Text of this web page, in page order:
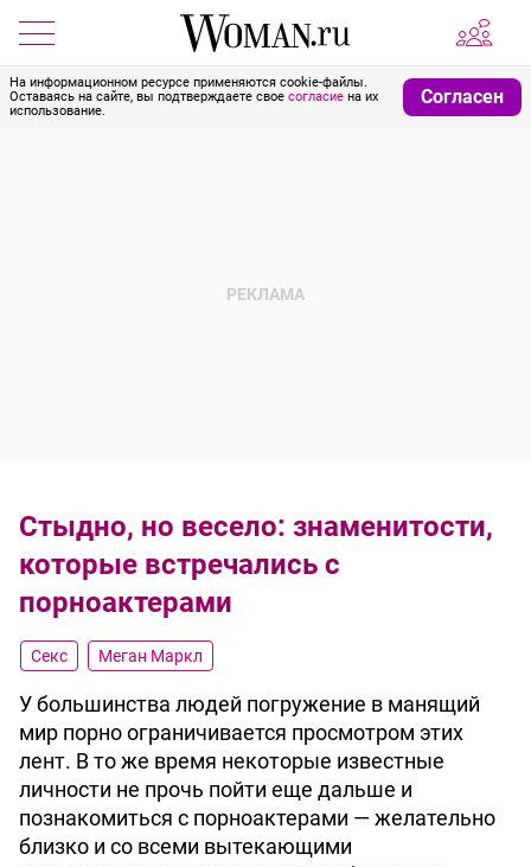
На информационном ресурсе применяются cookie-файлы.
Оставаясь на сайте, вы подтверждаете свое согласие на их
использование.
Согласен
Стыдно, но весело: знаменитости,
которые встречались с
порноактерами
Секс Меган Маркл
У большинства людей погружение в манящий
мир порно ограничивается просмотром этих
лент. В то же время некоторые известные
личности не прочь пойти еще дальше и
познакомиться с порноактерами — желательно
близко и со всеми вытекающими